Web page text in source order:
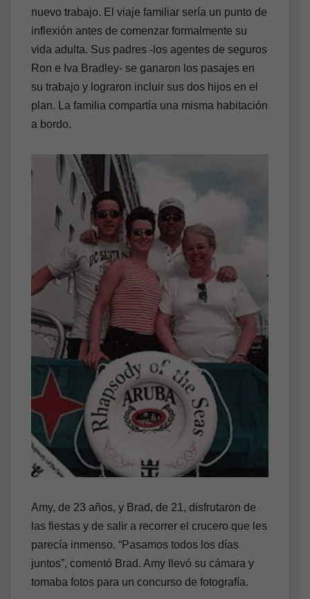
nuevo trabajo. El viaje familiar sería un punto de
inflexión antes de comenzar formalmente su
vida adulta. Sus padres -los agentes de seguros
Ron e Iva Bradley- se ganaron los pasajes en
su trabajo y lograron incluir sus dos hijos en el
plan. La familia compartía una misma habitación
a bordo.
Amy, de 23 años, y Brad, de 21, disfrutaron de
las fiestas y de salir a recorrer el crucero que les
parecía inmenso. “Pasamos todos los días
juntos”, comentó Brad. Amy llevó su cámara y
tomaba fotos para un concurso de fotografía.